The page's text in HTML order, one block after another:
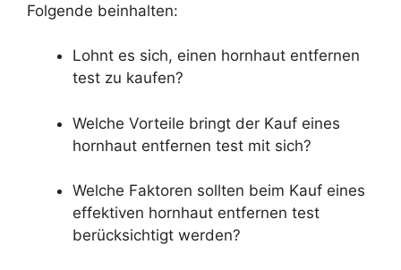
Folgende beinhalten:
Lohnt es sich, einen hornhaut entfernen
test zu kaufen?
Welche Vorteile bringt der Kauf eines
hornhaut entfernen test mit sich?
Welche Faktoren sollten beim Kauf eines
effektiven hornhaut entfernen test
berücksichtigt werden?